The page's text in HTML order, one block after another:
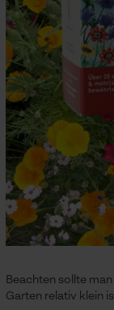
Beachten sollte
Garten relativ klein